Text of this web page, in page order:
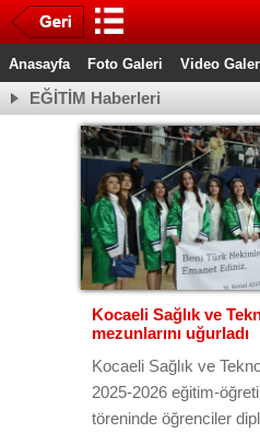
Anasayfa Foto Galeri Video
EĞİTİM Haberleri
Kocaeli Sağlık ve
mezunlarını uğurladı
Kocaeli Sağlık ve
2025-2026 eğitim-
töreninde öğrenciler